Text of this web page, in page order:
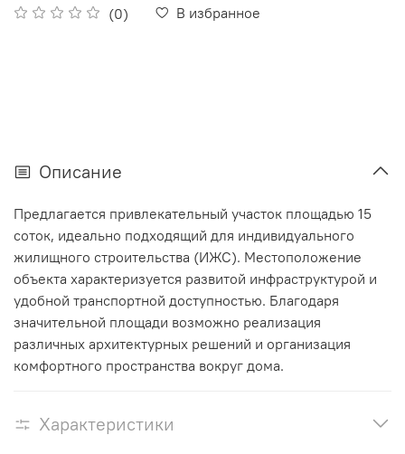
(0) В избранное
Описание
Предлагается привлекательный участок площадью 15
соток, идеально подходящий для индивидуального
жилищного строительства (ИЖС). Местоположение
объекта характеризуется развитой инфраструктурой и
удобной транспортной доступностью. Благодаря
значительной площади возможно реализация
различных архитектурных решений и организация
комфортного пространства вокруг дома.
Характеристики